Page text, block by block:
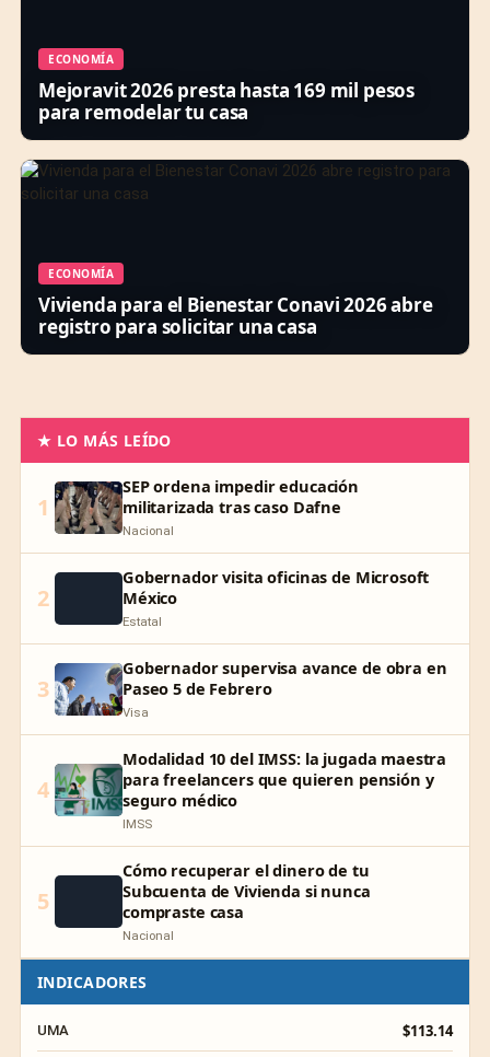
ECONOMÍA
Mejoravit 2026 presta hasta 169 mil pesos
para remodelar tu casa
ECONOMÍA
Vivienda para el Bienestar Conavi 2026 abre
registro para solicitar una casa
★ LO MÁS LEÍDO
1
SEP ordena impedir educación
militarizada tras caso Dafne
Nacional
2
Gobernador visita oficinas de Microsoft
México
Estatal
3
Gobernador supervisa avance de obra en
Paseo 5 de Febrero
Visa
4
Modalidad 10 del IMSS: la jugada maestra
para freelancers que quieren pensión y
seguro médico
IMSS
5
Cómo recuperar el dinero de tu
Subcuenta de Vivienda si nunca
compraste casa
Nacional
INDICADORES
UMA $113.14